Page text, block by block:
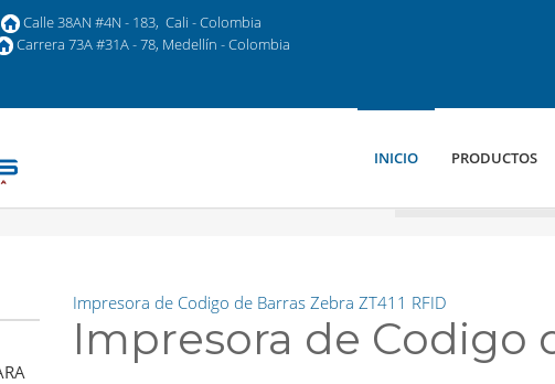
Calle 38AN #4N - 183, Cali - Colombia
Carrera 73A #31A - 78, Medellín - Colombia
INICIO PRODUCTOS
Impresora de Codigo de Barras Zebra ZT411 RFID
Impresora de Codigo